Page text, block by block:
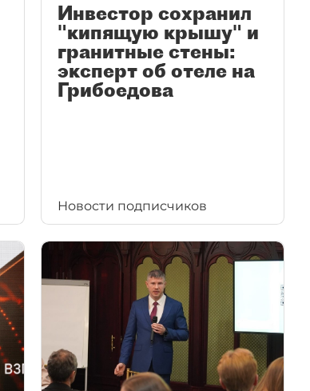
Инвестор сохранил
"кипящую крышу" и
гранитные стены:
эксперт об отеле на
Грибоедова
Новости подписчиков